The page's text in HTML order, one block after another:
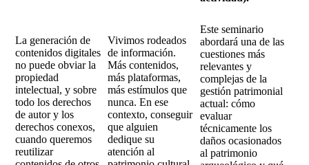
La generación de
contenidos digitales
no puede obviar la
propiedad
intelectual, y sobre
todo los derechos
de autor y los
derechos conexos,
cuando queremos
reutilizar
Vivimos rodeados
de información.
Más contenidos,
más plataformas,
más estímulos que
nunca. En ese
contexto, conseguir
que alguien
dedique su
atención al
Este seminario
abordará una de las
cuestiones más
relevantes y
complejas de la
gestión patrimonial
actual: cómo
evaluar
técnicamente los
daños ocasionados
al patrimonio